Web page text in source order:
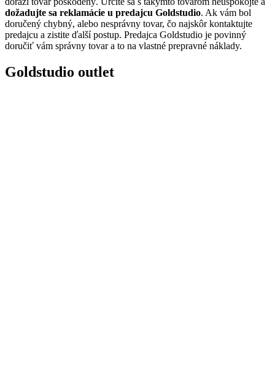
dožadujte sa reklamácie u predajcu Goldstudio. Ak vám bol
doručený chybný, alebo nesprávny tovar, čo najskôr kontaktujte
predajcu a zistite ďalší postup. Predajca Goldstudio je povinný
doručiť vám správny tovar a to na vlastné prepravné náklady.
Goldstudio outlet